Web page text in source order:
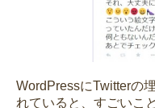
WordPressにTwitterの
れていると、すごいこ